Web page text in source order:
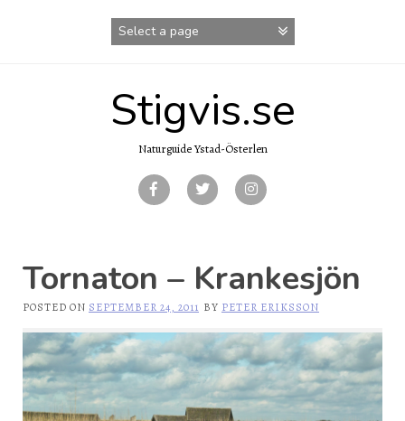
Stigvis.se
Naturguide Ystad-Österlen
Tornaton – Krankesjön
POSTED ON SEPTEMBER 24, 2011 BY PETER ERIKSSON